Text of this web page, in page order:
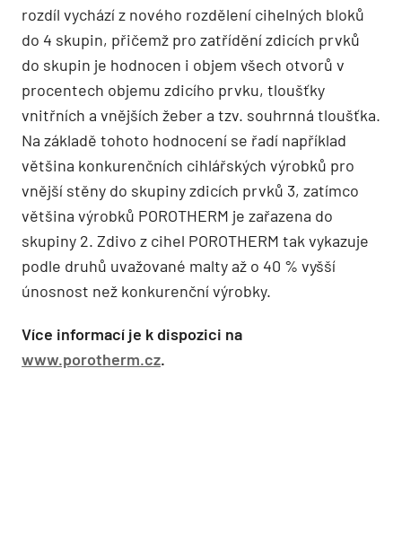
rozdíl vychází z nového rozdělení cihelných bloků
do 4 skupin, přičemž pro zatřídění zdicích prvků
do skupin je hodnocen i objem všech otvorů v
procentech objemu zdicího prvku, tloušťky
vnitřních a vnějších žeber a tzv. souhrnná tloušťka.
Na základě tohoto hodnocení se řadí například
většina konkurenčních cihlářských výrobků pro
vnější stěny do skupiny zdicích prvků 3, zatímco
většina výrobků POROTHERM je zařazena do
skupiny 2. Zdivo z cihel POROTHERM tak vykazuje
podle druhů uvažované malty až o 40 % vyšší
únosnost než konkurenční výrobky.
Více informací je k dispozici na
www.porotherm.cz.